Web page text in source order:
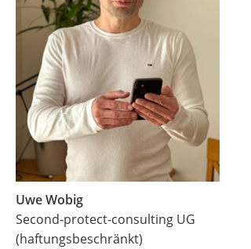
Uwe Wobig
Second-protect-consulting UG
(haftungsbeschränkt)